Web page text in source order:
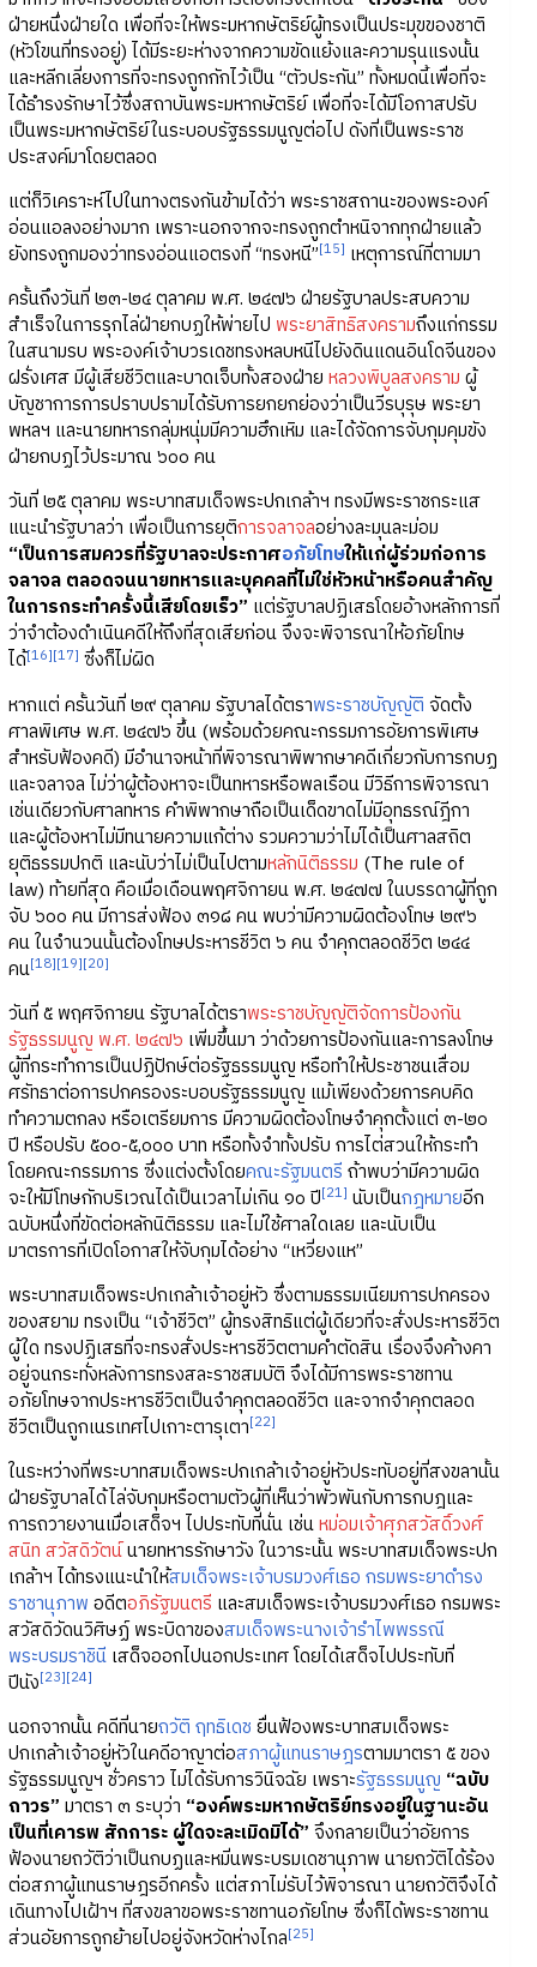
ฝ่ายหนึ่งฝ่ายใด เพื่อที่จะให้พระมหากษัตริย์ผู้ทรงเป็นประมุขของชาติ
(หัวโขนที่ทรงอยู่) ได้มีระยะห่างจากความขัดแย้งและความรุนแรงนั้น
และหลีกเลี่ยงการที่จะทรงถูกกักไว้เป็น “ตัวประกัน” ทั้งหมดนี้เพื่อที่จะ
ได้ธำรงรักษาไว้ซึ่งสถาบันพระมหากษัตริย์ เพื่อที่จะได้มีโอกาสปรับ
เป็นพระมหากษัตริย์ในระบอบรัฐธรรมนูญต่อไป ดังที่เป็นพระราช
ประสงค์มาโดยตลอด
แต่ก็วิเคราะห์ไปในทางตรงกันข้ามได้ว่า พระราชสถานะของพระองค์
อ่อนแอลงอย่างมาก เพราะนอกจากจะทรงถูกตำหนิจากทุกฝ่ายแล้ว
ยังทรงถูกมองว่าทรงอ่อนแอตรงที่ “ทรงหนี”[15] เหตุการณ์ที่ตามมา
ครั้นถึงวันที่ ๒๓-๒๔ ตุลาคม พ.ศ. ๒๔๗๖ ฝ่ายรัฐบาลประสบความ
สำเร็จในการรุกไล่ฝ่ายกบฏให้พ่ายไป พระยาสิทธิสงครามถึงแก่กรรม
ในสนามรบ พระองค์เจ้าบวรเดชทรงหลบหนีไปยังดินแดนอินโดจีนของ
ฝรั่งเศส มีผู้เสียชีวิตและบาดเจ็บทั้งสองฝ่าย หลวงพิบูลสงคราม ผู้
บัญชาการการปราบปรามได้รับการยกยกย่องว่าเป็นวีรบุรุษ พระยา
พหลฯ และนายทหารกลุ่มหนุ่มมีความฮึกเหิม และได้จัดการจับกุมคุมขัง
ฝ่ายกบฏไว้ประมาณ ๖๐๐ คน
วันที่ ๒๕ ตุลาคม พระบาทสมเด็จพระปกเกล้าฯ ทรงมีพระราชกระแส
แนะนำรัฐบาลว่า เพื่อเป็นการยุติการจลาจลอย่างละมุนละม่อม
“เป็นการสมควรที่รัฐบาลจะประกาศอภัยโทษให้แก่ผู้ร่วมก่อการ
จลาจล ตลอดจนนายทหารและบุคคลที่ไม่ใช่หัวหน้าหรือคนสำคัญ
ในการกระทำครั้งนี้เสียโดยเร็ว” แต่รัฐบาลปฏิเสธโดยอ้างหลักการที่
ว่าจำต้องดำเนินคดีให้ถึงที่สุดเสียก่อน จึงจะพิจารณาให้อภัยโทษ
ได้[16][17] ซึ่งก็ไม่ผิด
หากแต่ ครั้นวันที่ ๒๙ ตุลาคม รัฐบาลได้ตราพระราชบัญญัติ จัดตั้ง
ศาลพิเศษ พ.ศ. ๒๔๗๖ ขึ้น (พร้อมด้วยคณะกรรมการอัยการพิเศษ
สำหรับฟ้องคดี) มีอำนาจหน้าที่พิจารณาพิพากษาคดีเกี่ยวกับการกบฏ
และจลาจล ไม่ว่าผู้ต้องหาจะเป็นทหารหรือพลเรือน มีวิธีการพิจารณา
เช่นเดียวกับศาลทหาร คำพิพากษาถือเป็นเด็ดขาดไม่มีอุทธรณ์ฎีกา
และผู้ต้องหาไม่มีทนายความแก้ต่าง รวมความว่าไม่ได้เป็นศาลสถิต
ยุติธรรมปกติ และนับว่าไม่เป็นไปตามหลักนิติธรรม (The rule of
law) ท้ายที่สุด คือเมื่อเดือนพฤศจิกายน พ.ศ. ๒๔๗๗ ในบรรดาผู้ที่ถูก
จับ ๖๐๐ คน มีการส่งฟ้อง ๓๑๘ คน พบว่ามีความผิดต้องโทษ ๒๙๖
คน ในจำนวนนั้นต้องโทษประหารชีวิต ๖ คน จำคุกตลอดชีวิต ๒๔๔
คน[18][19][20]
วันที่ ๕ พฤศจิกายน รัฐบาลได้ตราพระราชบัญญัติจัดการป้องกัน
รัฐธรรมนูญ พ.ศ. ๒๔๗๖ เพิ่มขึ้นมา ว่าด้วยการป้องกันและการลงโทษ
ผู้ที่กระทำการเป็นปฏิปักษ์ต่อรัฐธรรมนูญ หรือทำให้ประชาชนเสื่อม
ศรัทธาต่อการปกครองระบอบรัฐธรรมนูญ แม้เพียงด้วยการคบคิด
ทำความตกลง หรือเตรียมการ มีความผิดต้องโทษจำคุกตั้งแต่ ๓-๒๐
ปี หรือปรับ ๕๐๐-๕,๐๐๐ บาท หรือทั้งจำทั้งปรับ การไต่สวนให้กระทำ
โดยคณะกรรมการ ซึ่งแต่งตั้งโดยคณะรัฐมนตรี ถ้าพบว่ามีความผิด
จะให้มีโทษกักบริเวณได้เป็นเวลาไม่เกิน ๑๐ ปี[21] นับเป็นกฎหมายอีก
ฉบับหนึ่งที่ขัดต่อหลักนิติธรรม และไม่ใช้ศาลใดเลย และนับเป็น
มาตรการที่เปิดโอกาสให้จับกุมได้อย่าง “เหวี่ยงแห”
พระบาทสมเด็จพระปกเกล้าเจ้าอยู่หัว ซึ่งตามธรรมเนียมการปกครอง
ของสยาม ทรงเป็น “เจ้าชีวิต” ผู้ทรงสิทธิแต่ผู้เดียวที่จะสั่งประหารชีวิต
ผู้ใด ทรงปฏิเสธที่จะทรงสั่งประหารชีวิตตามคำตัดสิน เรื่องจึงค้างคา
อยู่จนกระทั่งหลังการทรงสละราชสมบัติ จึงได้มีการพระราชทาน
อภัยโทษจากประหารชีวิตเป็นจำคุกตลอดชีวิต และจากจำคุกตลอด
ชีวิตเป็นถูกเนรเทศไปเกาะตารุเตา[22]
ในระหว่างที่พระบาทสมเด็จพระปกเกล้าเจ้าอยู่หัวประทับอยู่ที่สงขลานั้น
ฝ่ายรัฐบาลได้ไล่จับกุมหรือตามตัวผู้ที่เห็นว่าพัวพันกับการกบฎและ
การถวายงานเมื่อเสด็จฯ ไปประทับที่นั่น เช่นหม่อมเจ้าศุภสวัสดิ์วงศ์
สนิท สวัสดิวัตน์นายทหารรักษาวัง ในวาระนั้น พระบาทสมเด็จพระปก
เกล้าฯ ได้ทรงแนะนำให้สมเด็จพระเจ้าบรมวงศ์เธอ กรมพระยาดำรง
ราชานุภาพ อดีตอภิรัฐมนตรี และสมเด็จพระเจ้าบรมวงศ์เธอ กรมพระ
สวัสดิวัดนวิศิษฏ์ พระบิดาของสมเด็จพระนางเจ้ารำไพพรรณี
พระบรมราชินีเสด็จออกไปนอกประเทศ โดยได้เสด็จไปประทับที่
ปีนัง[23][24]
นอกจากนั้น คดีที่นายถวัติ ฤทธิเดช ยื่นฟ้องพระบาทสมเด็จพระ
ปกเกล้าเจ้าอยู่หัวในคดีอาญาต่อสภาผู้แทนราษฎรตามมาตรา ๕ ของ
รัฐธรรมนูญฯ ชั่วคราว ไม่ได้รับการวินิจฉัย เพราะรัฐธรรมนูญ “ฉบับ
ถาวร” มาตรา ๓ ระบุว่า “องค์พระมหากษัตริย์ทรงอยู่ในฐานะอัน
เป็นที่เคารพ สักการะ ผู้ใดจะละเมิดมิได้” จึงกลายเป็นว่าอัยการ
ฟ้องนายถวัติว่าเป็นกบฏและหมิ่นพระบรมเดชานุภาพ นายถวัติได้ร้อง
ต่อสภาผู้แทนราษฎรอีกครั้ง แต่สภาไม่รับไว้พิจารณา นายถวัติจึงได้
เดินทางไปเฝ้าฯ ที่สงขลาขอพระราชทานอภัยโทษ ซึ่งก็ได้พระราชทาน
ส่วนอัยการถูกย้ายไปอยู่จังหวัดห่างไกล[25]